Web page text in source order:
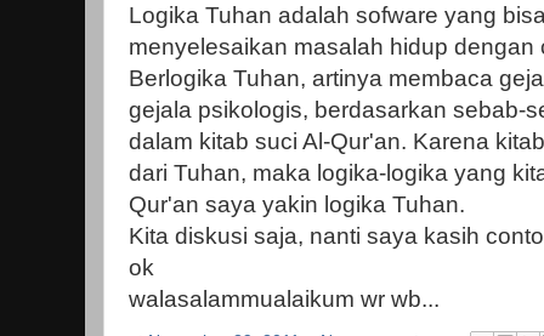
Logika Tuhan adalah sofware yang
menyelesaikan masalah hidup dengan
Berlogika Tuhan, artinya membaca
gejala psikologis, berdasarkan sebab-
dalam kitab suci Al-Qur'an. Karena
dari Tuhan, maka logika-logika yang
Qur'an saya yakin logika Tuhan.
Kita diskusi saja, nanti saya kasih
ok
walasalammualaikum wr wb...